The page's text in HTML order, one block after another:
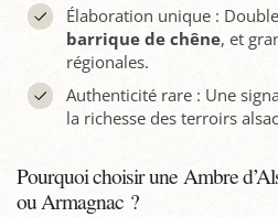
Élaboration unique :
barrique de chêne, et
régionales.
Authenticité rare : Une
la richesse des terroirs
Pourquoi choisir une Ambre
ou Armagnac ?